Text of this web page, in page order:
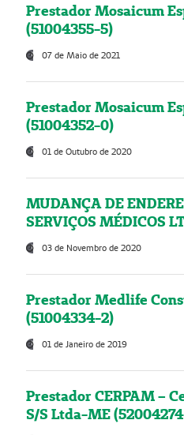
Prestador Mosaicum
(51004355-5)
07 de Maio de 2021
Prestador Mosaicum
(51004352-0)
01 de Outubro de 2020
MUDANÇA DE
SERVIÇOS MÉDICOS
03 de Novembro de 2020
Prestador Medlife
(51004334-2)
01 de Janeiro de 2019
Prestador CERPAM –
S/S Ltda-ME